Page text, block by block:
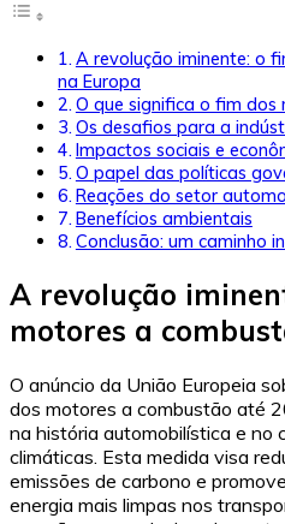
A revolução iminente: o
na Europa
O que significa o fim
Os desafios para a
Impactos sociais e
O papel das políticas
Reações do setor
Benefícios ambientais
Conclusão: um caminho
A revolução
motores a
O anúncio da União Europeia
dos motores a combustão até
na história automobilística e no
climáticas. Esta medida visa
emissões de carbono e
energia mais limpas nos